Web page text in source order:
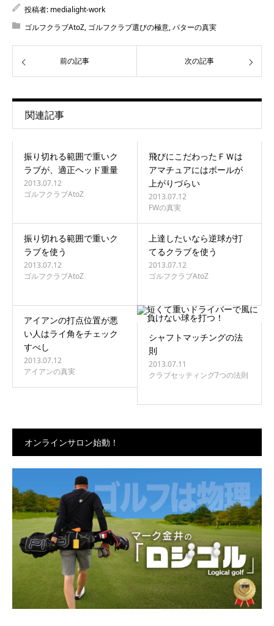
投稿者: medialight-work
ゴルフクラブAtoZ, ゴルフクラブ選びの極意,パターの真実
前の記事 次の記事
関連記事
振り切れる範囲で重いク
ラブが、適正ヘッド重量
2013.07.12
ゴルフクラブAtoZ
飛びにこだわったＦＷは
アマチュアにはボールが
上がりづらい
2013.07.12
FWの真実
振り切れる範囲で重いク
ラブを使う
2013.07.12
ゴルフクラブAtoZ
上達したいなら逆球が打
てるクラブを使う
2013.07.12
ゴルフクラブAtoZ
アイアンの打点位置が悪
い人はライ角をチェック
すべし
2013.07.12
アイアンの真実
シャフトマッチングの法
則
2013.07.11
クラブセッティング7つの法則
オンラインサロン始動！